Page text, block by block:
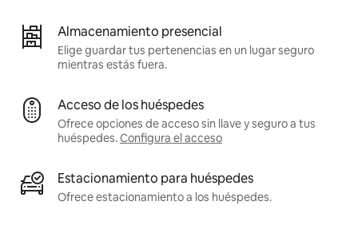
Almacenamiento presencial
Elige guardar tus pertenencias en un lugar seguro
mientras estás fuera.
Acceso de los huéspedes
Ofrece opciones de acceso sin llave y seguro a tus
huéspedes.Configura el acceso
Estacionamiento para huéspedes
Ofrece estacionamiento a los huéspedes.